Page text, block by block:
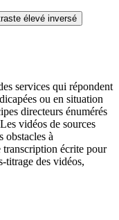
élevé inversé
services qui répondent
ou en situation
directeurs énumérés
vidéos de sources
obstacles à
transcription écrite pour
titrage des vidéos,